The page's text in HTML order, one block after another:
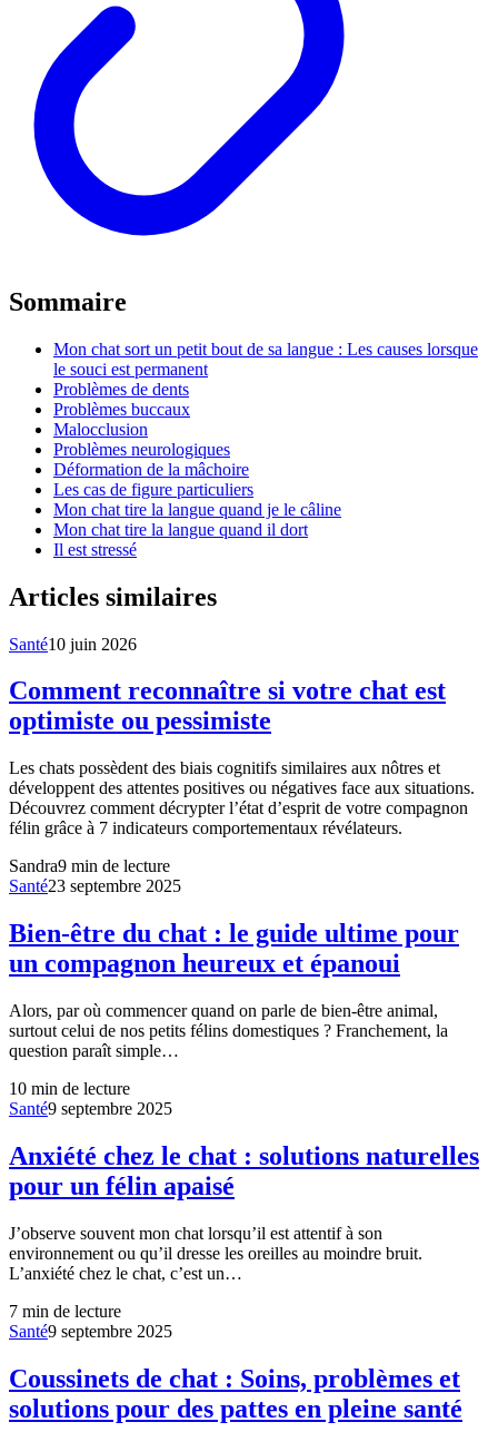
Sommaire
Mon chat sort un petit bout de sa langue : Les causes lorsque
le souci est permanent
Problèmes de dents
Problèmes buccaux
Malocclusion
Problèmes neurologiques
Déformation de la mâchoire
Les cas de figure particuliers
Mon chat tire la langue quand je le câline
Mon chat tire la langue quand il dort
Il est stressé
Articles similaires
Santé10 juin 2026
Comment reconnaître si votre chat est
optimiste ou pessimiste
Les chats possèdent des biais cognitifs similaires aux nôtres et
développent des attentes positives ou négatives face aux situations.
Découvrez comment décrypter l’état d’esprit de votre compagnon
félin grâce à 7 indicateurs comportementaux révélateurs.
Sandra9 min de lecture
Santé23 septembre 2025
Bien-être du chat : le guide ultime pour
un compagnon heureux et épanoui
Alors, par où commencer quand on parle de bien-être animal,
surtout celui de nos petits félins domestiques ? Franchement, la
question paraît simple…
10 min de lecture
Santé9 septembre 2025
Anxiété chez le chat : solutions naturelles
pour un félin apaisé
J’observe souvent mon chat lorsqu’il est attentif à son
environnement ou qu’il dresse les oreilles au moindre bruit.
L’anxiété chez le chat, c’est un…
7 min de lecture
Santé9 septembre 2025
Coussinets de chat : Soins, problèmes et
solutions pour des pattes en pleine santé